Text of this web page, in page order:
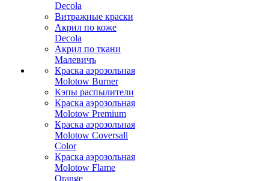
Decola
Витражные краски
Акрил по коже
Decola
Акрил по ткани
Малевичъ
Краска аэрозольная
Molotow Burner
Кэпы распылители
Краска аэрозольная
Molotow Premium
Краска аэрозольная
Molotow Coversall
Color
Краска аэрозольная
Molotow Flame
Orange